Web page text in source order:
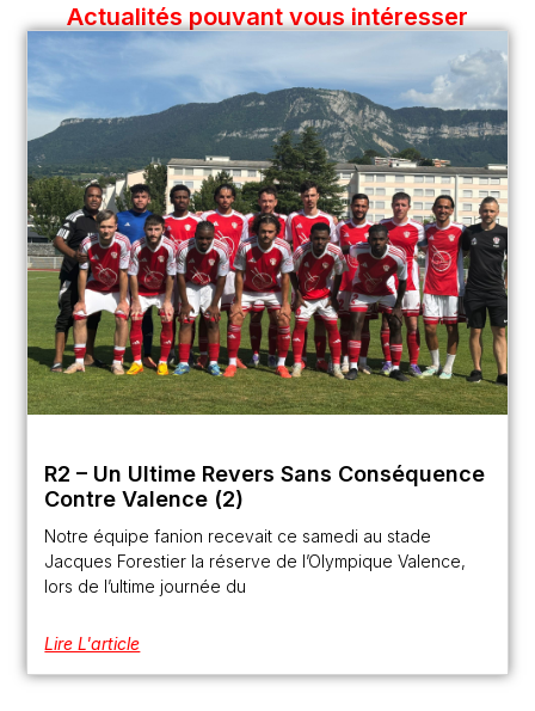
Actualités pouvant vous intéresser
R2 – Un Ultime Revers Sans Conséquence
Contre Valence (2)
Notre équipe fanion recevait ce samedi au stade
Jacques Forestier la réserve de l’Olympique Valence,
lors de l’ultime journée du
Lire L'article